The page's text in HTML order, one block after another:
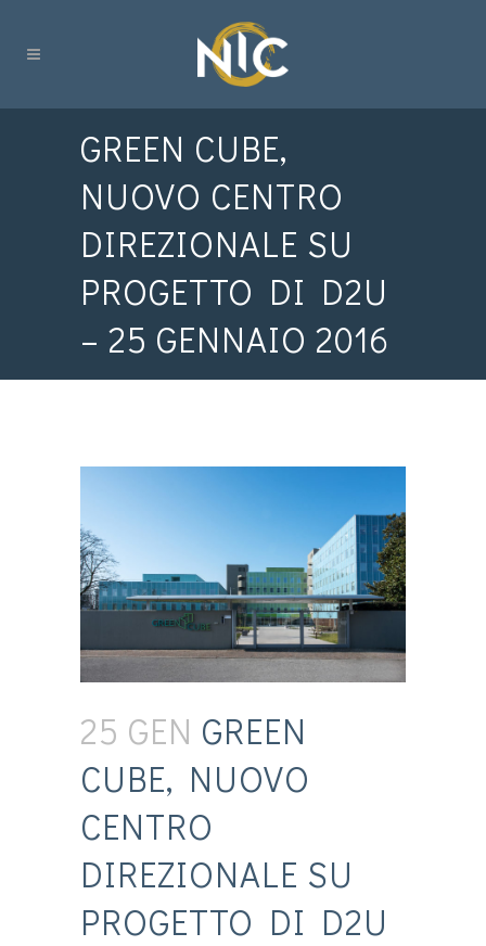
GREEN CUBE,
NUOVO CENTRO
DIREZIONALE SU
PROGETTO DI D2U
– 25 GENNAIO 2016
25 GEN GREEN
CUBE, NUOVO
CENTRO
DIREZIONALE SU
PROGETTO DI D2U